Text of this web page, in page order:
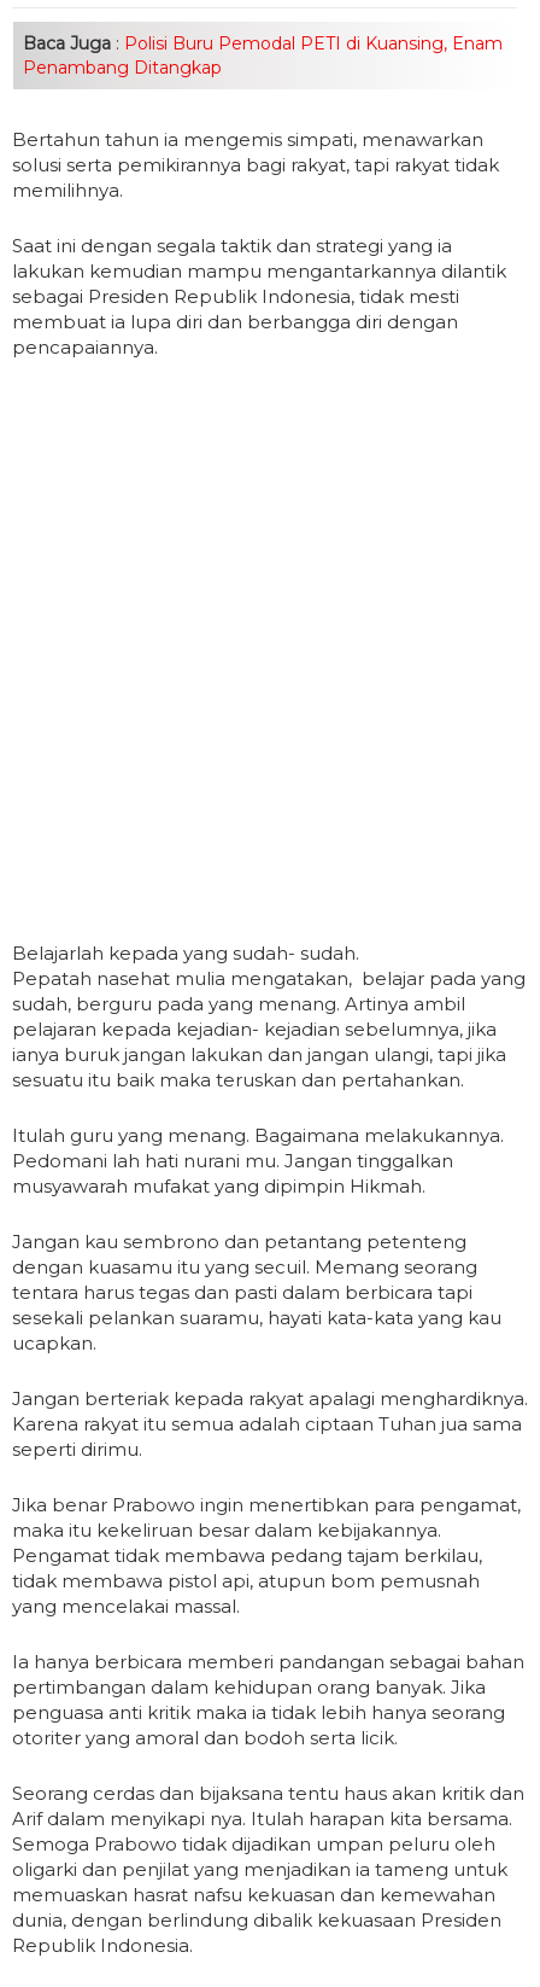
Baca Juga : Polisi Buru Pemodal PETI di Kuansing, Enam
Penambang Ditangkap
Bertahun tahun ia mengemis simpati, menawarkan
solusi serta pemikirannya bagi rakyat, tapi rakyat tidak
memilihnya.
Saat ini dengan segala taktik dan strategi yang ia
lakukan kemudian mampu mengantarkannya dilantik
sebagai Presiden Republik Indonesia, tidak mesti
membuat ia lupa diri dan berbangga diri dengan
pencapaiannya.
Belajarlah kepada yang sudah- sudah.
Pepatah nasehat mulia mengatakan, belajar pada yang
sudah, berguru pada yang menang. Artinya ambil
pelajaran kepada kejadian- kejadian sebelumnya, jika
ianya buruk jangan lakukan dan jangan ulangi, tapi jika
sesuatu itu baik maka teruskan dan pertahankan.
Itulah guru yang menang. Bagaimana melakukannya.
Pedomani lah hati nurani mu. Jangan tinggalkan
musyawarah mufakat yang dipimpin Hikmah.
Jangan kau sembrono dan petantang petenteng
dengan kuasamu itu yang secuil. Memang seorang
tentara harus tegas dan pasti dalam berbicara tapi
sesekali pelankan suaramu, hayati kata-kata yang kau
ucapkan.
Jangan berteriak kepada rakyat apalagi menghardiknya.
Karena rakyat itu semua adalah ciptaan Tuhan jua sama
seperti dirimu.
Jika benar Prabowo ingin menertibkan para pengamat,
maka itu kekeliruan besar dalam kebijakannya.
Pengamat tidak membawa pedang tajam berkilau,
tidak membawa pistol api, atupun bom pemusnah
yang mencelakai massal.
Ia hanya berbicara memberi pandangan sebagai bahan
pertimbangan dalam kehidupan orang banyak. Jika
penguasa anti kritik maka ia tidak lebih hanya seorang
otoriter yang amoral dan bodoh serta licik.
Seorang cerdas dan bijaksana tentu haus akan kritik dan
Arif dalam menyikapi nya. Itulah harapan kita bersama.
Semoga Prabowo tidak dijadikan umpan peluru oleh
oligarki dan penjilat yang menjadikan ia tameng untuk
memuaskan hasrat nafsu kekuasan dan kemewahan
dunia, dengan berlindung dibalik kekuasaan Presiden
Republik Indonesia.